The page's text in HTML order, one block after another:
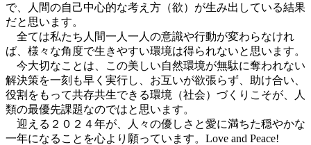
で、人間の自己中心的な考え方（欲）が生み出している結果
だと思います。
全ては私たち人間一人一人の意識や行動が変わらなけれ
ば、様々な角度で生きやすい環境は得られないと思います。
今大切なことは、この美しい自然環境が無駄に奪われない
解決策を一刻も早く実行し、お互いが欲張らず、助け合い、
役割をもって共存共生できる環境（社会）づくりこそが、人
類の最優先課題なのではと思います。
迎える２０２４年が、人々の優しさと愛に満ちた穏やかな
一年になることを心より願っています。Love and Peace!